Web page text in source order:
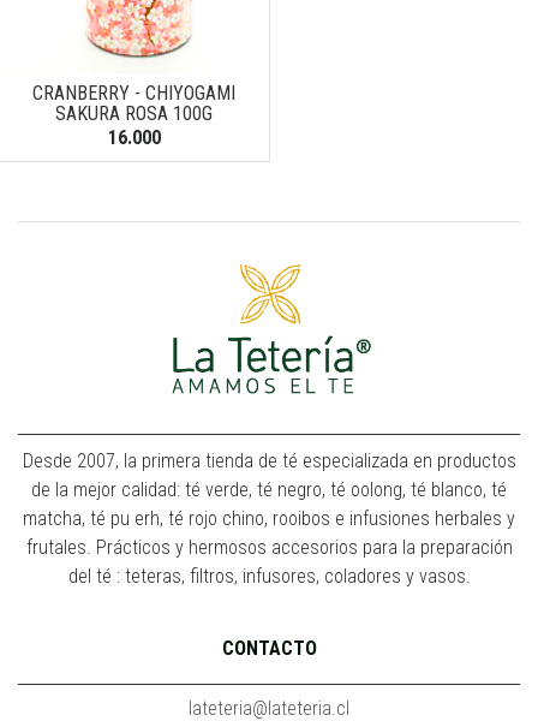
CRANBERRY - CHIYOGAMI
SAKURA ROSA 100G
16.000
Desde 2007, la primera tienda de té especializada en productos
de la mejor calidad: té verde, té negro, té oolong, té blanco, té
matcha, té pu erh, té rojo chino, rooibos e infusiones herbales y
frutales. Prácticos y hermosos accesorios para la preparación
del té : teteras, filtros, infusores, coladores y vasos.
CONTACTO
lateteria@lateteria.cl